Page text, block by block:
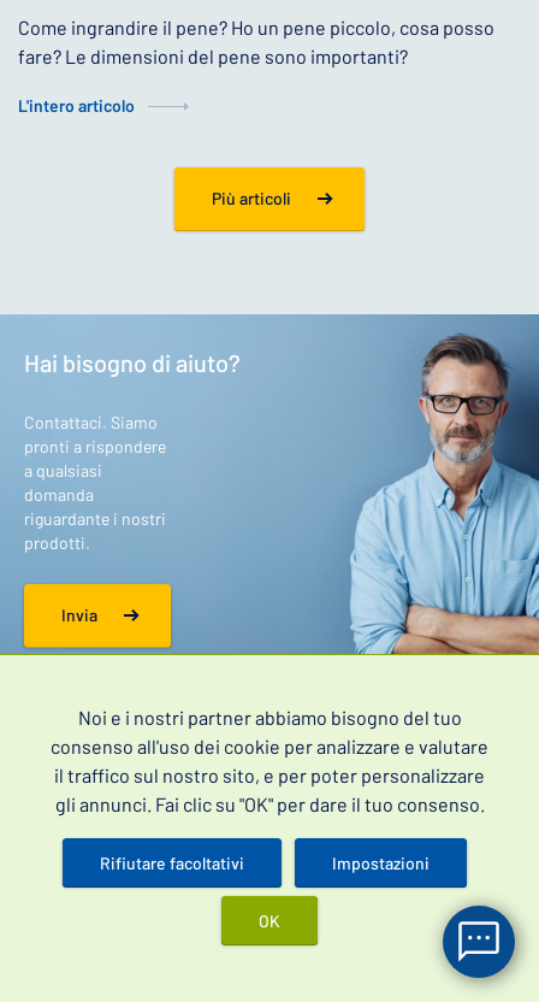
Come ingrandire il pene? Ho un pene piccolo, cosa posso
fare? Le dimensioni del pene sono importanti?
L'intero articolo
Più articoli
Hai bisogno di aiuto?
Contattaci. Siamo
pronti a rispondere
a qualsiasi
domanda
riguardante i nostri
prodotti.
Invia
Sii il primo a scoprire le nostre offerte speciali.
Registrandoti acconsenti al trattamento dei tuoi dati personali
Noi e i nostri partner abbiamo bisogno del tuo
consenso all'uso dei cookie per analizzare e valutare
il traffico sul nostro sito, e per poter personalizzare
gli annunci. Fai clic su "OK" per dare il tuo consenso.
Rifiutare facoltativi Impostazioni
OK